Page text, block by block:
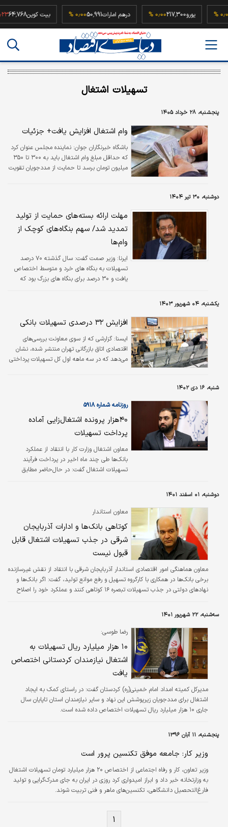
۰٫۰۰ % یورو217,300 ۰٫۰۰ % درهم امارات50,991 ۰٫۰۰ % بیت کوین
تسهیلات اشتغال
پنجشنبه، ۲۸ خرداد ۱۴۰۵
وام اشتغال افزایش یافت+ جزئیات
باشگاه خبرنگاران جوان: نماینده مجلس عنوان کرد
که حداقل مبلغ وام اشتغال باید به ۳۰۰ تا ۳۵۰
میلیون تومان برسد تا حمایت از مددجویان تقویت
دوشنبه، ۳۰ تیر ۱۴۰۴
مهلت ارائه بسته‌های حمایت از تولید
تمدید شد/ سهم بنگاه‌های کوچک از
وام‌ها
ایرنا:
وزیر صمت گفت: سال گذشته ۷۰ درصد
تسهیلات به بنگاه های خرد و متوسط اختصاص
یافت و ۳۰ درصد برای بنگاه های بزرگ بود که
یکشنبه، ۰۴ شهریور ۱۴۰۳
افزایش ۳۲ درصدی تسهیلات بانکی
ايسنا:گزارشی که از سوی معاونت بررسی‌های
اقتصادی اتاق بازرگانی تهران منتشر شده، نشان
می‌دهد که در سه ماهه اول کل تسهیلات پرداختی
شنبه، ۱۶ دی ۱۴۰۲
روزنامه شماره ۵۹۱۸
۴۰‌هزار پرونده اشتغال‌زایی آماده
پرداخت تسهیلات
معاون اشتغال وزارت کار با انتقاد از عملکرد
بانک‌ها طی چند ماه اخیر در پرداخت فرآیند
تسهیلات اشتغال گفت: در حال‌حاضر مطابق
مجوزهای کسب‌وکار یکی از اقدامات مهم در حوزه
مجوزهای مشاغل خانگی به‌صورت آنی صادر
می‌شود. سال‌گذشته با تسهیل‌گری موفق به صدور
مجوز برای ۲۱۸هزار شغل خانگی شدیم. این رقم در
دوشنبه، ۰۱ اسفند ۱۴۰۱
معاون استاندار
کوتاهی بانک‌ها و ادارات آذربایجان
شرقی در جذب تسهیلات اشتغال قابل
قبول نیست
معاون هماهنگی امور اقتصادی استاندار آذربایجان شرقی با انتقاد از نقش غیرسازنده
برخی بانک‌ها در همکاری با کارگروه تسهیل و رفع موانع تولید، گفت: اگر بانک‌ها و
نهادهای دولتی در جذب تسهیلات تبصره ۱۶ کوتاهی کنند و عملکرد خود را اصلاح
سه‌شنبه، ۲۲ شهریور ۱۴۰۱
رضا طوسی:
۱۰ هزار میلیارد ریال تسهیلات به
اشتغال نیازمندان کردستانی اختصاص
یافت
مدیرکل کمیته امداد امام خمینی(ره) کردستان گفت: در راستای کمک به ایجاد
اشتغال برای مددجویان زیرپوشش این نهاد و سایر نیازمندان استان تاپایان سال
جاری ۱۰ هزار میلیارد ریال تسهیلات اختصاص داده شده است.
پنجشنبه، ۱۱ آبان ۱۳۹۶
وزیر کار: جامعه موفق تکنسین پرور است
وزیر تعاون، کار و رفاه اجتماعی از اختصاص ۲۰ هزار میلیارد تومان تسهیلات اشتغال
به وزارتخانه خبر داد و ابراز امیدواری کرد روزی در ایران به جای مدرک‌گرایی و تولید
فارغ‌التحصیل دانشگاهی، تکنسین‌های ماهر و فنی تربیت شوند.
۱